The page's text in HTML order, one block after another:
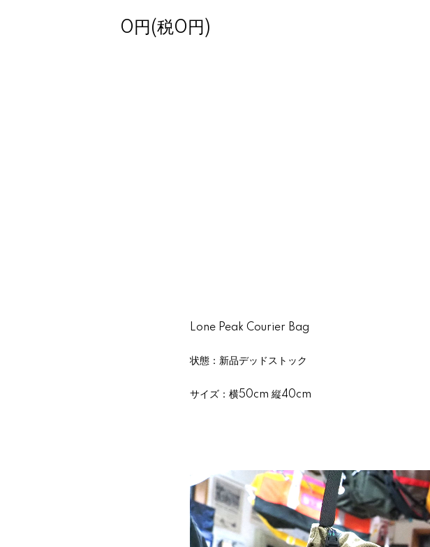
0円(税0円)
Lone Peak Courier Bag
状態：新品デッドストック
サイズ：横50cm 縦40cm